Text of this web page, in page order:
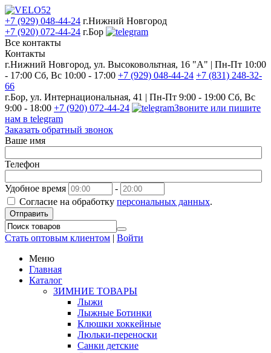
+7 (929) 048-44-24 г.Нижний Новгород
+7 (920) 072-44-24 г.Бор
Все контакты
Контакты
г.Нижний Новгород, ул. Высоковольтная, 16 "А" | Пн-Пт 10:00
- 17:00 Сб, Вс 10:00 - 17:00 +7 (929) 048-44-24 +7 (831) 248-32-
66
г.Бор, ул. Интернациональная, 41 | Пн-Пт 9:00 - 19:00 Сб, Вс
9:00 - 18:00 +7 (920) 072-44-24
Звоните или пишите
нам в telegram
Заказать обратный звонок
Ваше имя
Телефон
Удобное время
-
Согласие на обработку персональных данных.
Отправить
Стать оптовым клиентом | Войти
Меню
Главная
Каталог
ЗИМНИЕ ТОВАРЫ
Лыжи
Лыжные Ботинки
Клюшки хоккейные
Люльки-переноски
Санки детские